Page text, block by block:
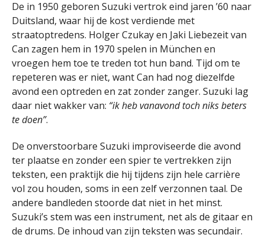
De in 1950 geboren Suzuki vertrok eind jaren ’60 naar
Duitsland, waar hij de kost verdiende met
straatoptredens. Holger Czukay en Jaki Liebezeit van
Can zagen hem in 1970 spelen in München en
vroegen hem toe te treden tot hun band. Tijd om te
repeteren was er niet, want Can had nog diezelfde
avond een optreden en zat zonder zanger. Suzuki lag
daar niet wakker van: “ik heb vanavond toch niks beters
te doen”.
De onverstoorbare Suzuki improviseerde die avond
ter plaatse en zonder een spier te vertrekken zijn
teksten, een praktijk die hij tijdens zijn hele carrière
vol zou houden, soms in een zelf verzonnen taal. De
andere bandleden stoorde dat niet in het minst.
Suzuki’s stem was een instrument, net als de gitaar en
de drums. De inhoud van zijn teksten was secundair.